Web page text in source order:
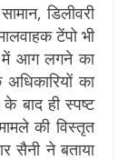
डिलीवरी
टेंपो भी
में आग लगने का
अधिकारियों का
बाद ही स्पष्ट
की विस्तृत
सैनी ने बताया